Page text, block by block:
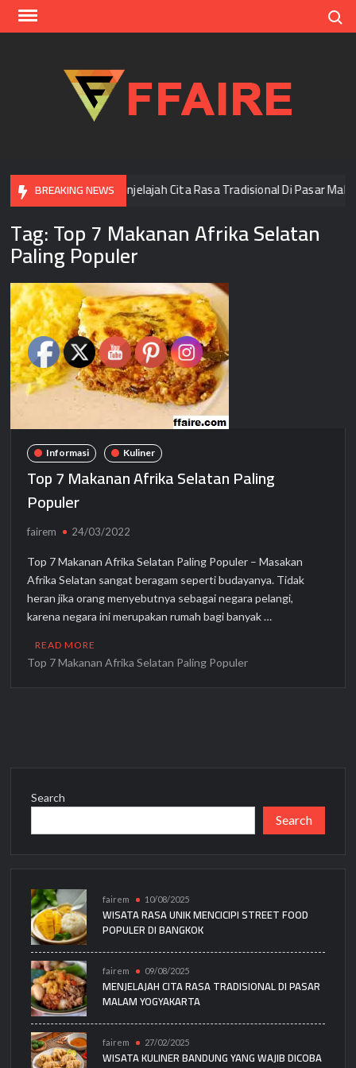
Skip
BREAKING NEWS
Bangkok Menjelajah Cita Rasa Tradisional Di Pasar
Tag:Top 7 Makanan Afrika Selatan
Paling Populer
Informasi Kuliner
Top 7 Makanan Afrika Selatan Paling
Populer
fairem 24/03/2022
Top 7 Makanan Afrika Selatan Paling Populer – Masakan
Afrika Selatan sangat beragam seperti budayanya. Tidak
heran jika orang menyebutnya sebagai negara pelangi,
karena negara ini merupakan rumah bagi banyak …
READ MORE
Top 7 Makanan Afrika Selatan Paling Populer
Search
Search
fairem 10/08/2025
WISATA RASA UNIK MENCICIPI STREET FOOD
POPULER DI BANGKOK
fairem 09/08/2025
MENJELAJAH CITA RASA TRADISIONAL DI PASAR
MALAM YOGYAKARTA
fairem 27/02/2025
WISATA KULINER BANDUNG YANG WAJIB DICOBA